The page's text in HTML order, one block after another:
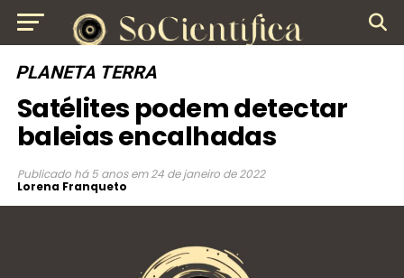
PLANETA TERRA
Satélites podem detectar
baleias encalhadas
Publicado há 5 anos em 24 de janeiro de 2022
Lorena Franqueto